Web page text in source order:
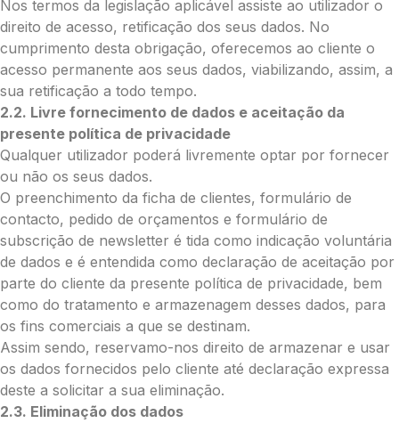
Enviar Flores (Paypal)
Envie Flores
Camila Vanessa da Costa Ávila Castro
Neste formulário, a nossa equipa entrará
em contacto para encontrar a melhor
forma de pagamento.
O que deseja enviar?
Ramo de Flores
Palma
Cruz
Coração
Coroa
Ramo de Flores:
Opção 1 (€25)
Opção 2 (€30)
Nos termos da legislação aplicável assiste ao utilizador o
direito de acesso, retificação dos seus dados. No
cumprimento desta obrigação, oferecemos ao cliente o
acesso permanente aos seus dados, viabilizando, assim, a
sua retificação a todo tempo.
2.2. Livre fornecimento de dados e aceitação da
presente política de privacidade
Qualquer utilizador poderá livremente optar por fornecer
ou não os seus dados.
O preenchimento da ficha de clientes, formulário de
contacto, pedido de orçamentos e formulário de
subscrição de newsletter é tida como indicação voluntária
de dados e é entendida como declaração de aceitação por
parte do cliente da presente política de privacidade, bem
como do tratamento e armazenagem desses dados, para
os fins comerciais a que se destinam.
Assim sendo, reservamo-nos direito de armazenar e usar
os dados fornecidos pelo cliente até declaração expressa
deste a solicitar a sua eliminação.
2.3. Eliminação dos dados